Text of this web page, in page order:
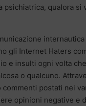
psichiatrica, qualora si
gli Internet Haters
e insulti ogni volta
o qualcuno.
commenti postati nei
opinioni negative e